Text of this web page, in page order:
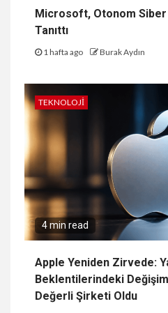
Microsoft, Otonom
Tanıttı
1 hafta ago Burak Aydın
TEKNOLOJI
4 min read
Apple Yeniden Zirvede:
Beklentilerindeki
Değerli Şirketi Oldu